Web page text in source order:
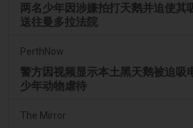
两名少年因涉嫌拍打天鹅并迫使其
送往曼多拉法院
PerthNow
警方因视频显示本土黑天鹅被迫吸
少年动物虐待
The Mirror